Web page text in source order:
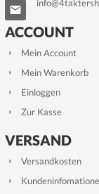
ACCOUNT
Mein Account
Mein Warenkorb
Einloggen
Zur Kasse
VERSAND
Versandkosten